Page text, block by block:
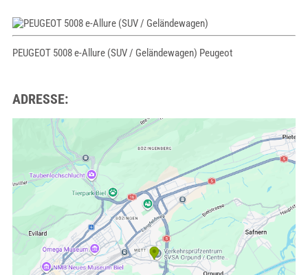
PEUGEOT 5008 e-Allure (SUV / Geländewagen) Peugeot
ADRESSE: